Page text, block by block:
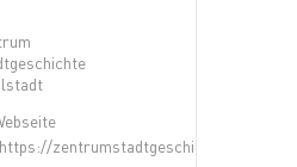
https://